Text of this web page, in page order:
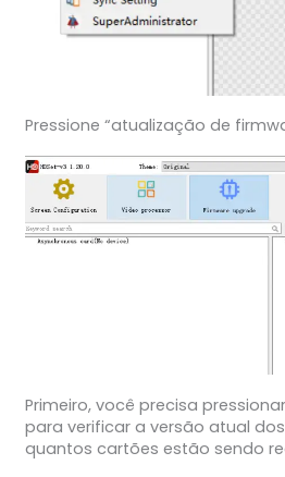
Pressione “atualização de
Primeiro, você precisa
para verificar a versão atual
quantos cartões estão sendo